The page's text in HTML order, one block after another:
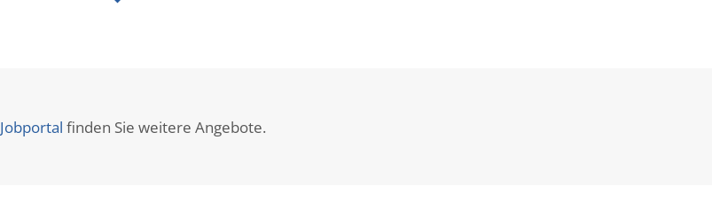
finden Sie weitere Angebote.